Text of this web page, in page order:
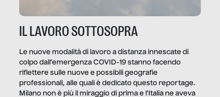
IL LAVORO SOTTOSOPRA
Le nuove modalità di lavoro a distanza innescate di
colpo dall’emergenza COVID-19 stanno facendo
riflettere sulle nuove e possibili geografie
professionali, alle quali è dedicato questo reportage.
Milano non è più il miraggio di prima e l’Italia ne aveva